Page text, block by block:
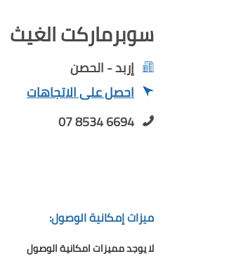
سوبرماركت الغيث
إربد - الحصن
احصل على الاتجاهات
07 8534 6694
ميزات إمكانية الوصول:
لا يوجد مميزات امكانية الوصول